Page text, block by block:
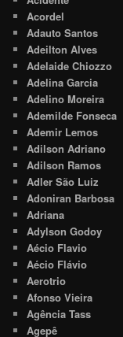
Acordel
Adauto Santos
Adeilton Alves
Adelaide Chiozzo
Adelina Garcia
Adelino Moreira
Ademilde Fonseca
Ademir Lemos
Adilson Adriano
Adilson Ramos
Adler São Luiz
Adoniran Barbosa
Adriana
Adylson Godoy
Aécio Flavio
Aécio Flávio
Aerotrio
Afonso Vieira
Agência Tass
Agepê